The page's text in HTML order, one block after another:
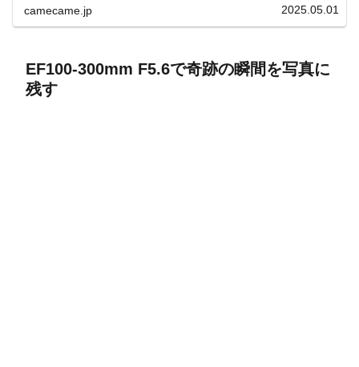
camecame.jp 2025.05.01
EF100-300mm F5.6で奇跡の瞬間を写真に
残す